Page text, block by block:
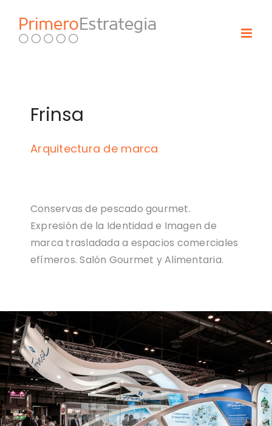
content
Frinsa
Arquitectura de marca
Conservas de pescado gourmet.
Expresión de la Identidad e Imagen de
marca trasladada a espacios comerciales
efímeros. Salón Gourmet y Alimentaria.